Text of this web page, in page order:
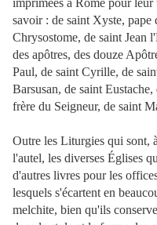
imprimées à Rome pour leur
savoir : de saint Xyste, pape
Chrysostome, de saint Jean
des apôtres, des douze
Paul, de saint Cyrille, de
Barsusan, de saint
frère du Seigneur, de saint
Outre les Liturgies qui sont,
l'autel, les diverses Églises
d'autres livres pour les
lesquels s'écartent en
melchite, bien qu'ils